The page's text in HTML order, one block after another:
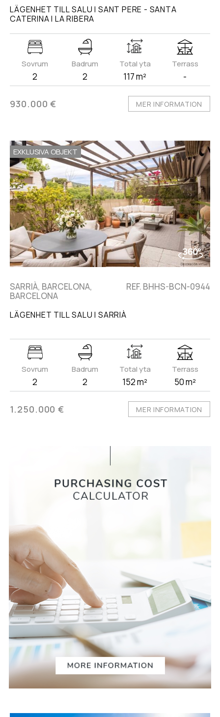
LÄGENHET TILL SALU I SANT PERE - SANTA
CATERINA I LA RIBERA
Sovrum
2
Badrum
2
Total yta
117 m²
Terrass
-
930.000 € MER INFORMATION
EXKLUSIVA OBJEKT
SARRIÀ, BARCELONA,
BARCELONA
REF. BHHS-BCN-0944
LÄGENHET TILL SALU I SARRIÀ
Sovrum
2
Badrum
2
Total yta
152 m²
Terrass
50 m²
1.250.000 € MER INFORMATION